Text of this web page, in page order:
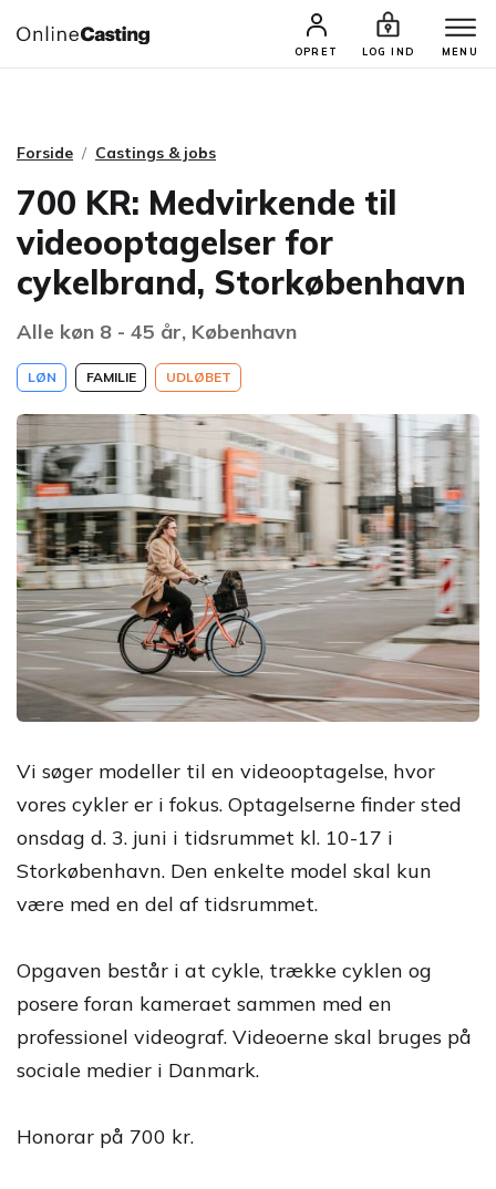
OPRET LOG IND MENU
CASTINGS & JOBS SØG PROFIL
Forside Castings & jobs
700 KR: Medvirkende til
videooptagelser for
cykelbrand, Storkøbenhavn
Alle køn 8 - 45 år, København
LØN FAMILIE UDLØBET
Vi søger modeller til en videooptagelse, hvor
vores cykler er i fokus. Optagelserne finder sted
onsdag d. 3. juni i tidsrummet kl. 10-17 i
Storkøbenhavn. Den enkelte model skal kun
være med en del af tidsrummet.
Opgaven består i at cykle, trække cyklen og
posere foran kameraet sammen med en
professionel videograf. Videoerne skal bruges på
sociale medier i Danmark.
Honorar på 700 kr.